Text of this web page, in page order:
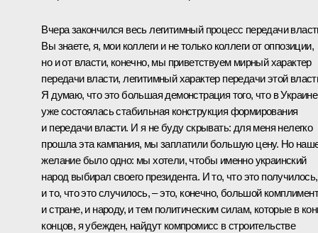
Вчера закончился весь легитимный процесс передачи
Вы знаете, я, мои коллеги и не только коллеги от оппозиции,
но и от власти, конечно, мы приветствуем мирный характер
передачи власти, легитимный характер передачи этой
Я думаю, что это большая демонстрация того, что в Украине
уже состоялась стабильная конструкция формирования
и передачи власти. И я не буду скрывать: для меня нелегко
прошла эта кампания, мы заплатили большую цену. Но
желание было одно: мы хотели, чтобы именно украинский
народ выбирал своего президента. И то, что это получилось,
и то, что это случилось, – это, конечно, большой комплимент
и стране, и народу, и тем политическим силам, которые в
концов, я убежден, найдут компромисс в строительстве